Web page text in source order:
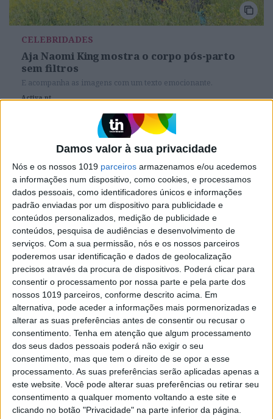
Damos valor à sua privacidade
Nós e os nossos 1019 parceiros armazenamos e/ou acedemos
a informações num dispositivo, como cookies, e processamos
dados pessoais, como identificadores únicos e informações
padrão enviadas por um dispositivo para publicidade e
conteúdos personalizados, medição de publicidade e
conteúdos, pesquisa de audiências e desenvolvimento de
serviços. Com a sua permissão, nós e os nossos parceiros
poderemos usar identificação e dados de geolocalização
precisos através da procura de dispositivos. Poderá clicar para
consentir o processamento por nossa parte e pela parte dos
nossos 1019 parceiros, conforme descrito acima. Em
alternativa, pode aceder a informações mais pormenorizadas e
alterar as suas preferências antes de consentir ou recusar o
consentimento. Tenha em atenção que algum processamento
dos seus dados pessoais poderá não exigir o seu
consentimento, mas que tem o direito de se opor a esse
processamento. As suas preferências serão aplicadas apenas a
este website. Você pode alterar suas preferências ou retirar seu
consentimento a qualquer momento voltando a este site e
clicando no botão "Privacidade" na parte inferior da página.
CELEBRIDADES
Aja Naomi King mostra o corpo pós-parto
sem filtros
E acompanha as imagens com um texto emocionante.
Activa.pt
SITES DO GRUPO TRUST IN NEWS
Visão Holofote
Caras Caras Decoração
Exame Exame Informática
Jornal de Letras Telenovelas
Visão Júnior TV Mais
Visão Saúde Visão +